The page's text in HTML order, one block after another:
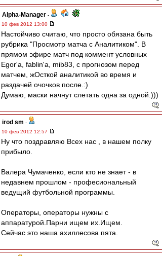
Alpha-Manager -
10 фев 2012 13:00
Настойчиво считаю, что просто обязана быть
рубрика "Просмотр матча с Аналитиком". В
прямом эфире матч под коммент условных
Egor'а, fablin'a, mib83, с прогнозом перед
матчем, жОсткой аналитикой во время и
раздачей очочков после.:)
Думаю, маски начнут слетать одна за одной.)))
irod sm -
10 фев 2012 12:57
Ну что поздравляю Всех нас , в нашем полку
прибыло.
Валера Чумаченко, если кто не знает - в
недавнем прошлом - професиональный
ведущий футбольной программы.
Операторы, операторы нужны с
аппаратурой.Парни ищем их.Ищем.
Сейчас это наша ахиллесова пята.